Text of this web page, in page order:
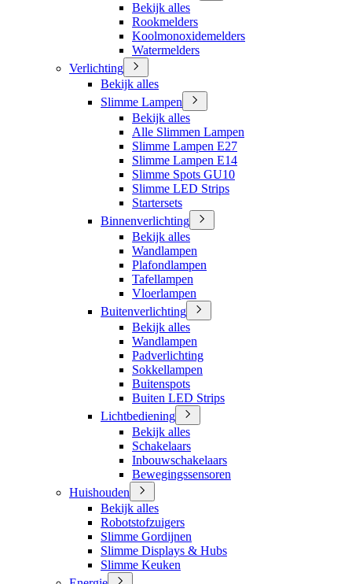
Bekijk alles
Rookmelders
Koolmonoxidemelders
Watermelders
Verlichting
Bekijk alles
Slimme Lampen
Bekijk alles
Alle Slimmen Lampen
Slimme Lampen E27
Slimme Lampen E14
Slimme Spots GU10
Slimme LED Strips
Startersets
Binnenverlichting
Bekijk alles
Wandlampen
Plafondlampen
Tafellampen
Vloerlampen
Buitenverlichting
Bekijk alles
Wandlampen
Padverlichting
Sokkellampen
Buitenspots
Buiten LED Strips
Lichtbediening
Bekijk alles
Schakelaars
Inbouwschakelaars
Bewegingssensoren
Huishouden
Bekijk alles
Robotstofzuigers
Slimme Gordijnen
Slimme Displays & Hubs
Slimme Keuken